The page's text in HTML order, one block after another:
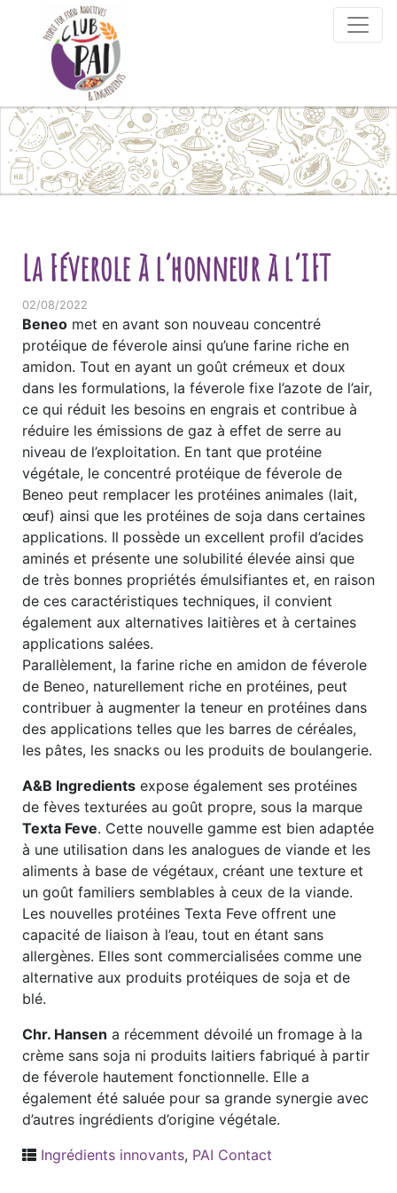
Skip to content
La Féverole à l’honneur à l’IFT
02/08/2022
Beneo met en avant son nouveau concentré
protéique de féverole ainsi qu’une farine riche en
amidon. Tout en ayant un goût crémeux et doux
dans les formulations, la féverole fixe l’azote de l’air,
ce qui réduit les besoins en engrais et contribue à
réduire les émissions de gaz à effet de serre au
niveau de l’exploitation. En tant que protéine
végétale, le concentré protéique de féverole de
Beneo peut remplacer les protéines animales (lait,
œuf) ainsi que les protéines de soja dans certaines
applications. Il possède un excellent profil d’acides
aminés et présente une solubilité élevée ainsi que
de très bonnes propriétés émulsifiantes et, en raison
de ces caractéristiques techniques, il convient
également aux alternatives laitières et à certaines
applications salées.
Parallèlement, la farine riche en amidon de féverole
de Beneo, naturellement riche en protéines, peut
contribuer à augmenter la teneur en protéines dans
des applications telles que les barres de céréales,
les pâtes, les snacks ou les produits de boulangerie.
A&B Ingredients expose également ses protéines
de fèves texturées au goût propre, sous la marque
Texta Feve. Cette nouvelle gamme est bien adaptée
à une utilisation dans les analogues de viande et les
aliments à base de végétaux, créant une texture et
un goût familiers semblables à ceux de la viande.
Les nouvelles protéines Texta Feve offrent une
capacité de liaison à l’eau, tout en étant sans
allergènes. Elles sont commercialisées comme une
alternative aux produits protéiques de soja et de
blé.
Chr. Hansen a récemment dévoilé un fromage à la
crème sans soja ni produits laitiers fabriqué à partir
de féverole hautement fonctionnelle. Elle a
également été saluée pour sa grande synergie avec
d’autres ingrédients d’origine végétale.
Ingrédients innovants, PAI Contact